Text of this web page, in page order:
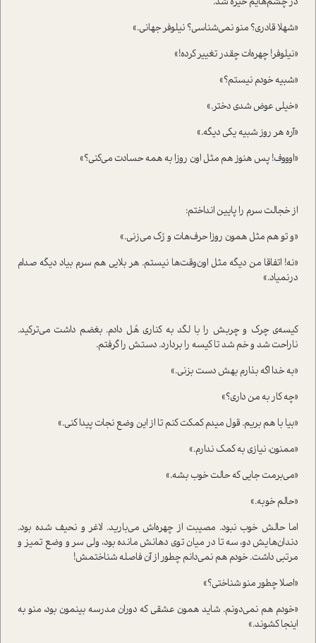
«شهلا قادری؟ منو نمی‌شناسی؟ نیلوفر جهانی.»
«نیلوفر! چهره‌ات چقدر تغییر کرده!»
«شبیه خودم نیستم؟»
«خیلی عوض شدی دختر.»
«آره هر روز شبیه یکی دیگه.»
«اوووف! پس هنوز هم مثل اون روزا به همه حسادت می‌کنی؟»
از خجالت سرم را پایین انداختم:
«و تو هم مثل همون روزا حرف‌هات و رُک می‌زنی.»
«نه! اتفاقا من دیگه مثل اون‌وقت‌ها نیستم. هر بلایی هم سرم بیاد دیگه صدام
درنمیاد.»
کیسه‌ی چرک و چربش را با لگد به کناری هُل دادم. بغضم داشت می‌ترکید.
ناراحت شد و خم شد تا کیسه را بردارد. دستش را گرفتم.
«به خدا اگه بذارم بهش دست بزنی.»
«چه کار به من داری؟»
«بیا با هم بریم. قول میدم کمکت کنم تا از این وضع نجات پیدا کنی.»
«ممنون، نیازی به کمک ندارم.»
«می‌برمت جایی که حالت خوب بشه.»
«حالم خوبه.»
اما حالش خوب نبود. مصیبت از چهره‌اش می‌بارید. لاغر و نحیف شده بود.
دندان‌هایش دو، سه تا در میان توی دهانش مانده بود، ولی سر و وضع تمیز و
مرتبی داشت. خودم هم نمی‌دانم چطور از آن فاصله شناختمش!
«اصلا چطور منو شناختی؟»
«خودم هم نمی‌دونم‌. شاید همون عشقی که دوران مدرسه بینمون بود، منو به
اینجا کشوند.»